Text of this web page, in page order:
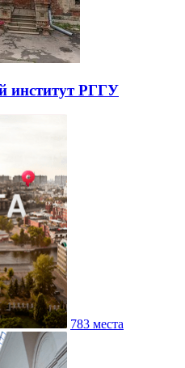
институт РГГУ
783 места